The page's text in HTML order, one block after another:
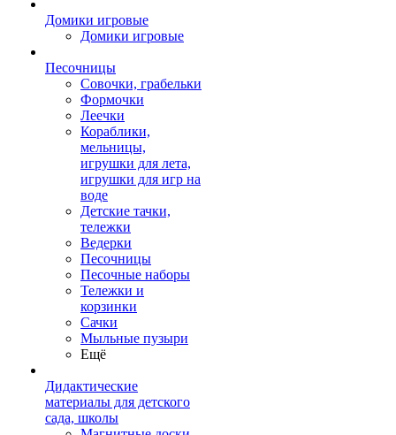
Домики игровые
Домики игровые
Песочницы
Совочки, грабельки
Формочки
Леечки
Кораблики,
мельницы,
игрушки для лета,
игрушки для игр на
воде
Детские тачки,
тележки
Ведерки
Песочницы
Песочные наборы
Тележки и
корзинки
Сачки
Мыльные пузыри
Ещё
Дидактические
материалы для детского
сада, школы